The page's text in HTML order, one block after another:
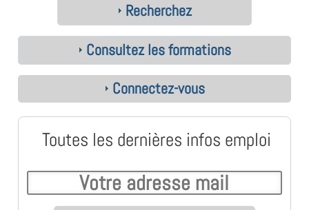
Recherchez
Consultez les formations
Connectez-vous
Toutes les dernières infos emploi